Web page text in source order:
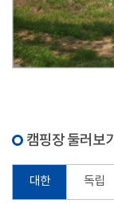
캠핑장 둘러보기
대한 독립